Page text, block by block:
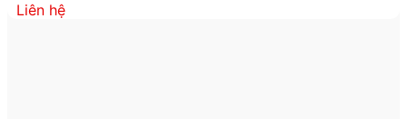
Liên hệ